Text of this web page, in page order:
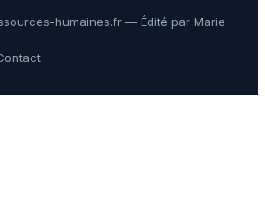
humaines.fr — Édité par Marie